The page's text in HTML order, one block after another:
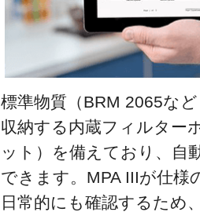
標準物質（BRM 2065な
収納する内蔵フィルター
ット）を備えており、自
できます。MPA IIIが仕様
日常的にも確認するため